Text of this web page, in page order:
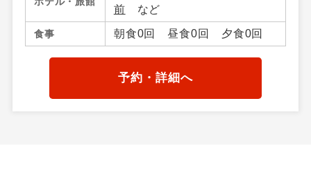
前 など
食事 朝食0回 昼食0回 夕食0回
予約・詳細へ